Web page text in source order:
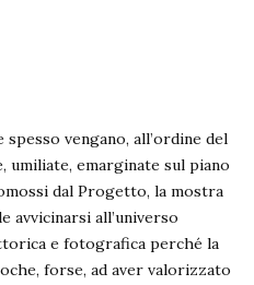
vengano, all’ordine del
emarginate sul piano
dal Progetto, la mostra
avvicinarsi all’universo
e fotografica perché la
forse, ad aver valorizzato